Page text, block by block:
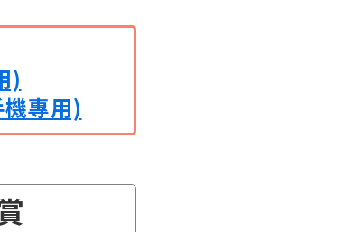
)
專用)